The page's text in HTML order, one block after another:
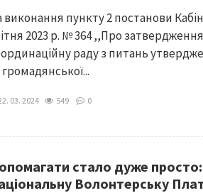
виконання пункту 2 постанови
2023 р. № 364 ,,Про
раду з питань
громадянської...
03. 2024 549 0
стало дуже просто:
Волонтерську